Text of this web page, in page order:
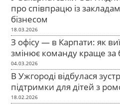
про співпрацю із
бізнесом
18.03.2026
З офісу — в Карпати: як
змінює команду краще за
04.03.2026
В Ужгороді відбулася
підтримки для дітей з
18.02.2026